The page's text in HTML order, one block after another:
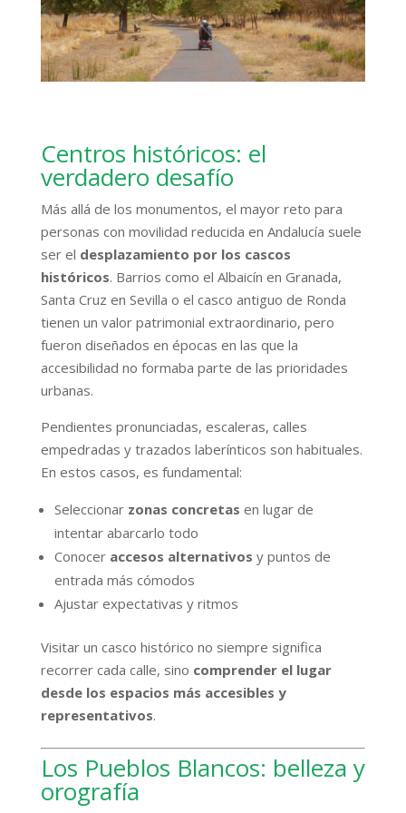
Centros históricos: el
verdadero desafío
Más allá de los monumentos, el mayor reto para
personas con movilidad reducida en Andalucía suele
ser el desplazamiento por los cascos
históricos. Barrios como el Albaicín en Granada,
Santa Cruz en Sevilla o el casco antiguo de Ronda
tienen un valor patrimonial extraordinario, pero
fueron diseñados en épocas en las que la
accesibilidad no formaba parte de las prioridades
urbanas.
Pendientes pronunciadas, escaleras, calles
empedradas y trazados laberínticos son habituales.
En estos casos, es fundamental:
Seleccionar zonas concretas en lugar de
intentar abarcarlo todo
Conocer accesos alternativos y puntos de
entrada más cómodos
Ajustar expectativas y ritmos
Visitar un casco histórico no siempre significa
recorrer cada calle, sino comprender el lugar
desde los espacios más accesibles y
representativos.
Los Pueblos Blancos: belleza y
orografía